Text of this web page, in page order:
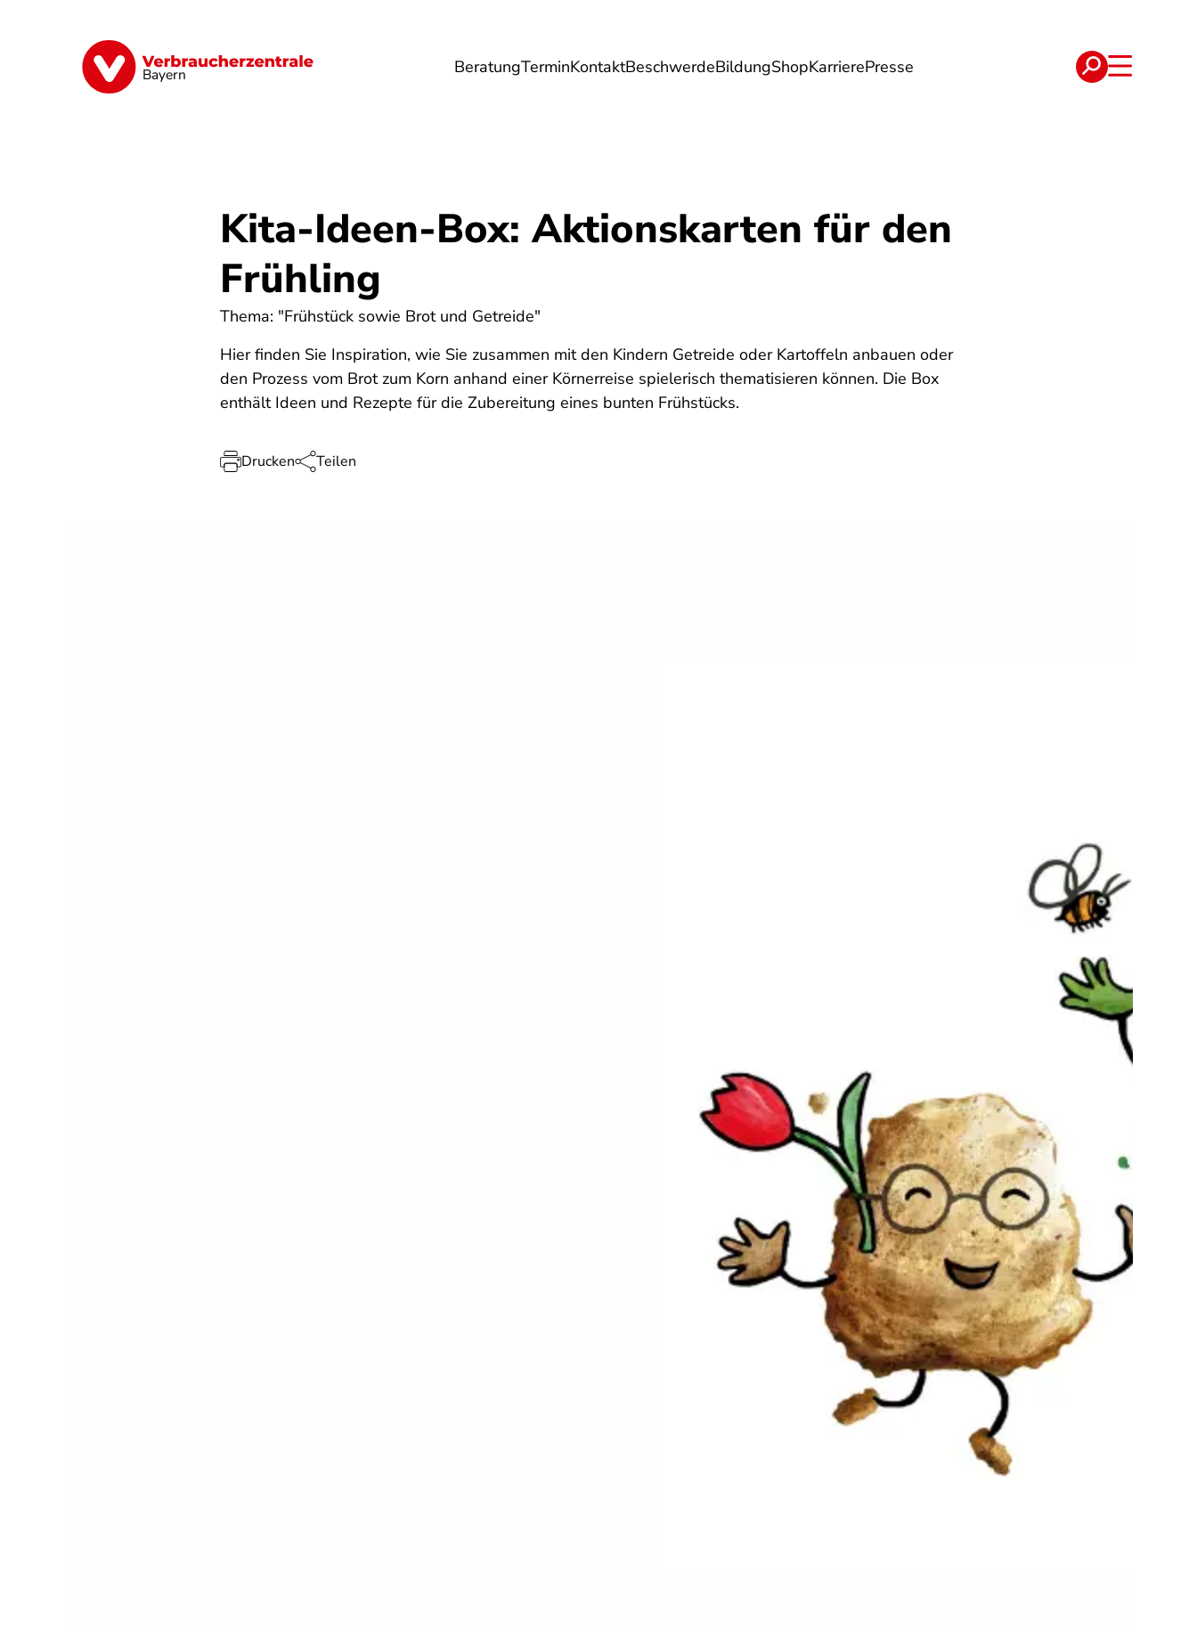
Bayern BeratungTerminKontaktBeschwerdeBildungShopKarrierePresse
Finanzen Digitales Lebensmittel Umwelt Gesundheit Energie Reise Verträge
Kita-Ideen-Box: Aktionskarten für den
Frühling
Thema: "Frühstück sowie Brot und Getreide"
Hier finden Sie Inspiration, wie Sie zusammen mit den Kindern Getreide oder Kartoffeln anbauen oder
den Prozess vom Brot zum Korn anhand einer Körnerreise spielerisch thematisieren können. Die Box
enthält Ideen und Rezepte für die Zubereitung eines bunten Frühstücks.
Drucken Teilen